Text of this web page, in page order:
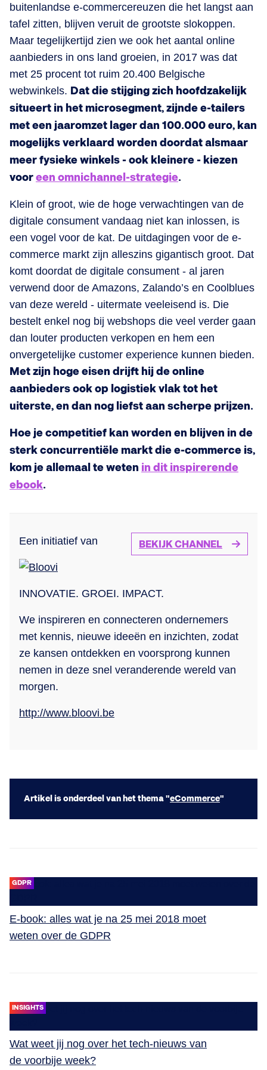
buitenlandse e-commercereuzen die het langst aan
tafel zitten, blijven veruit de grootste slokoppen.
Maar tegelijkertijd zien we ook het aantal online
aanbieders in ons land groeien, in 2017 was dat
met 25 procent tot ruim 20.400 Belgische
webwinkels. Dat die stijging zich hoofdzakelijk
situeert in het microsegment, zijnde e-tailers
met een jaaromzet lager dan 100.000 euro, kan
mogelijks verklaard worden doordat alsmaar
meer fysieke winkels - ook kleinere - kiezen
vooreen omnichannel-strategie.
Klein of groot, wie de hoge verwachtingen van de
digitale consument vandaag niet kan inlossen, is
een vogel voor de kat. De uitdagingen voor de e-
commerce markt zijn alleszins gigantisch groot. Dat
komt doordat de digitale consument - al jaren
verwend door de Amazons, Zalando’s en Coolblues
van deze wereld - uitermate veeleisend is. Die
bestelt enkel nog bij webshops die veel verder gaan
dan louter producten verkopen en hem een
onvergetelijke customer experience kunnen bieden.
Met zijn hoge eisen drijft hij de online
aanbieders ook op logistiek vlak tot het
uiterste, en dan nog liefst aan scherpe prijzen.
Hoe je competitief kan worden en blijven in de
sterk concurrentiële markt die e-commerce is,
kom je allemaal te weten in dit inspirerende
ebook.
BEKIJK CHANNEL
Een initiatief van
INNOVATIE. GROEI. IMPACT.
We inspireren en connecteren ondernemers
met kennis, nieuwe ideeën en inzichten, zodat
ze kansen ontdekken en voorsprong kunnen
nemen in deze snel veranderende wereld van
morgen.
http://www.bloovi.be
Artikel is onderdeel van het thema "eCommerce"
GDPR
E-book: alles wat je na 25 mei 2018 moet
weten over de GDPR
INSIGHTS
Wat weet jij nog over het tech-nieuws van
de voorbije week?